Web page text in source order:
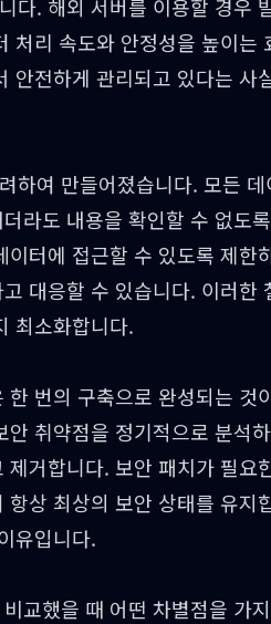
다. 해외 서버를 이용할 경우
처리 속도와 안정성을 높이는
안전하게 관리되고 있다는 사
하여 만들어졌습니다. 모든
라도 내용을 확인할 수 없도
터에 접근할 수 있도록 제한
대응할 수 있습니다. 이러한
최소화합니다.
한 번의 구축으로 완성되는 것
취약점을 정기적으로 분석
거합니다. 보안 패치가 필요
상 최상의 보안 상태를 유지
유입니다.
교했을 때 어떤 차별점을 가